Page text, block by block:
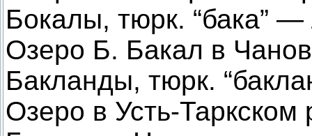
Бокалы, тюрк. “бака”
Озеро Б. Бакал в
Бакланды, тюрк.
Озеро в Усть-Таркском